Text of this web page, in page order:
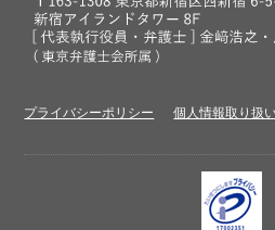
プライバシーポリシー 個人情報取り扱